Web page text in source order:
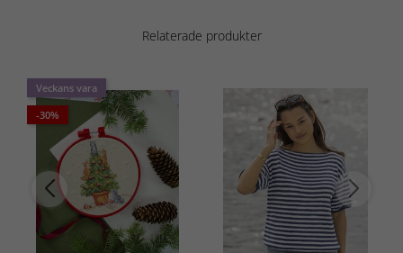
Relaterade produkter
Veckans vara
-30%